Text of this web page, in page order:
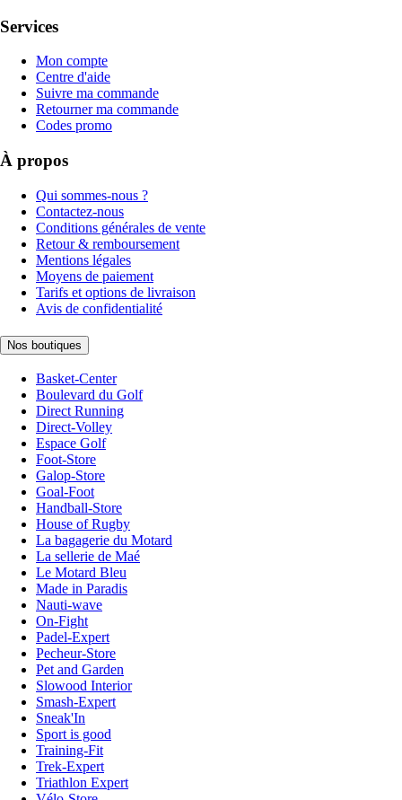
Services
Mon compte
Centre d'aide
Suivre ma commande
Retourner ma commande
Codes promo
À propos
Qui sommes-nous ?
Contactez-nous
Conditions générales de vente
Retour & remboursement
Mentions légales
Moyens de paiement
Tarifs et options de livraison
Avis de confidentialité
Nos boutiques
Basket-Center
Boulevard du Golf
Direct Running
Direct-Volley
Espace Golf
Foot-Store
Galop-Store
Goal-Foot
Handball-Store
House of Rugby
La bagagerie du Motard
La sellerie de Maé
Le Motard Bleu
Made in Paradis
Nauti-wave
On-Fight
Padel-Expert
Pecheur-Store
Pet and Garden
Slowood Interior
Smash-Expert
Sneak'In
Sport is good
Training-Fit
Trek-Expert
Triathlon Expert